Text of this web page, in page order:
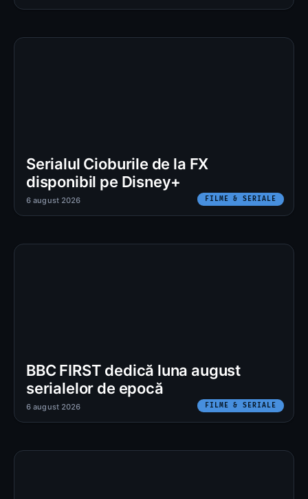
Serialul Cioburile de la FX
disponibil pe Disney+
FILME & SERIALE
6 august 2026
BBC FIRST dedică luna august
serialelor de epocă
FILME & SERIALE
6 august 2026